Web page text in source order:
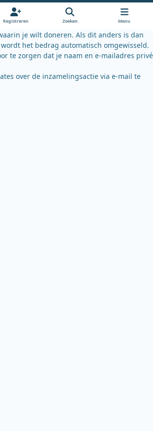
o
k
b
k
y
Registreren Zoeken Menu
je wilt doneren. Als dit anders is dan
het bedrag automatisch omgewisseld.
te zorgen dat je naam en e-mailadres privé
over de inzamelingsactie via e-mail te